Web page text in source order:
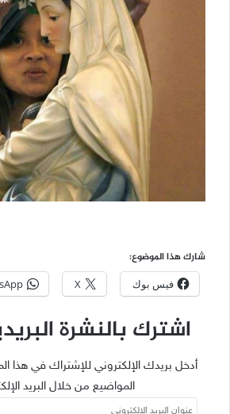
شارك هذا الموضوع:
فيس بوك X
اشترك بالنشرة
أدخل بريدك الإلكتروني للإشتراك في هذا
المواضيع من خلال البريد
عنوان